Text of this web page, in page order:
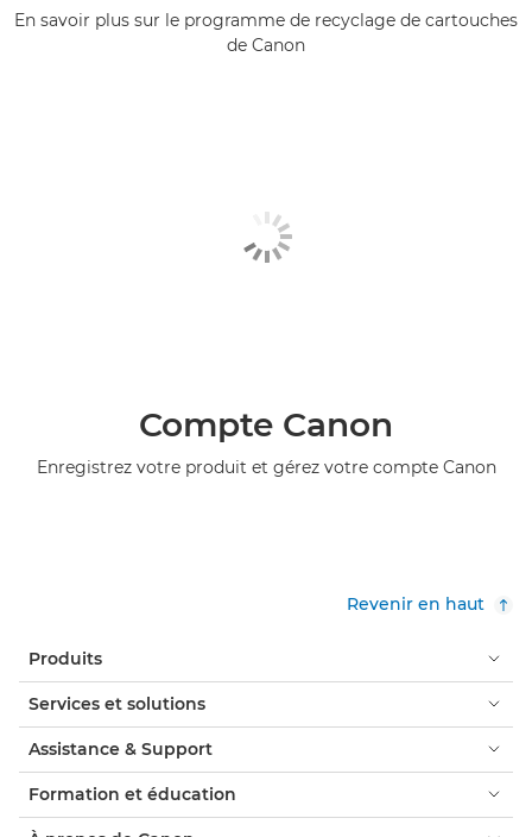
En savoir plus sur le programme de recyclage de cartouches
de Canon
Compte Canon
Enregistrez votre produit et gérez votre compte Canon
Revenir en haut
Produits
Services et solutions
Assistance & Support
Formation et éducation